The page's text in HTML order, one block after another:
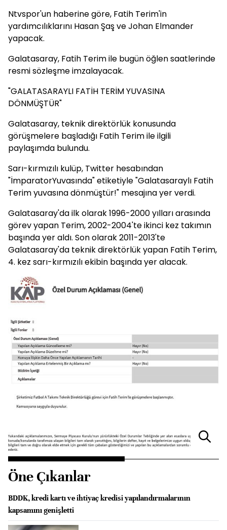
Ntvspor'un haberine göre, Fatih Terim'in
yardımcılıklarını Hasan Şaş ve Johan Elmander
yapacak.
Galatasaray, Fatih Terim ile bugün öğlen saatlerinde
resmi sözleşme imzalayacak.
"GALATASARAYLI FATİH TERİM YUVASINA
DÖNMÜŞTÜR"
Galatasaray, teknik direktörlük konusunda
görüşmelere başladığı Fatih Terim ile ilgili
paylaşımda bulundu.
Sarı-kırmızılı kulüp, Twitter hesabından
"İmparatorYuvasında" etiketiyle "Galatasaraylı Fatih
Terim yuvasına dönmüştür!" mesajına yer verdi.
Galatasaray'da ilk olarak 1996-2000 yılları arasında
görev yapan Terim, 2002-2004'te ikinci kez takımın
başında yer aldı. Son olarak 2011-2013'te
Galatasaray'da teknik direktörlük yapan Fatih Terim,
4. kez sarı-kırmızılı ekibin başında yer alacak.
Öne Çıkanlar
BDDK, kredi kartı ve ihtiyaç kredisi yapılandırmalarının
kapsamını genişletti